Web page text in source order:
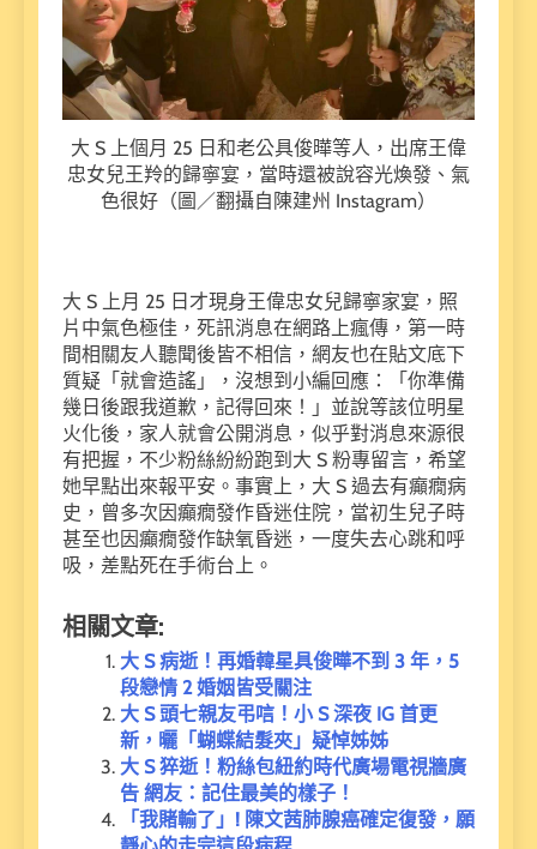
大 S 上個月 25 日和老公具俊曄等人，出席王偉
忠女兒王羚的歸寧宴，當時還被說容光煥發、氣
色很好（圖／翻攝自陳建州 Instagram）
大 S 上月 25 日才現身王偉忠女兒歸寧家宴，照
片中氣色極佳，死訊消息在網路上瘋傳，第一時
間相關友人聽聞後皆不相信，網友也在貼文底下
質疑「就會造謠」，沒想到小編回應：「你準備
幾日後跟我道歉，記得回來！」並說等該位明星
火化後，家人就會公開消息，似乎對消息來源很
有把握，不少粉絲紛紛跑到大 S 粉專留言，希望
她早點出來報平安。事實上，大 S 過去有癲癇病
史，曾多次因癲癇發作昏迷住院，當初生兒子時
甚至也因癲癇發作缺氧昏迷，一度失去心跳和呼
吸，差點死在手術台上。
相關文章:
大 S 病逝！再婚韓星具俊曄不到 3 年，5
段戀情 2 婚姻皆受關注
大 S 頭七親友弔唁！小 S 深夜 IG 首更
新，曬「蝴蝶結髮夾」疑悼姊姊
大 S 猝逝！粉絲包紐約時代廣場電視牆廣
告 網友：記住最美的樣子！
「我賭輸了」! 陳文茜肺腺癌確定復發，願